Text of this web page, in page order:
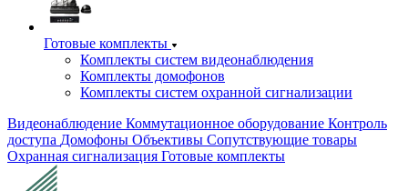
Готовые комплекты
Комплекты систем видеонаблюдения
Комплекты домофонов
Комплекты систем охранной сигнализации
Видеонаблюдение Коммутационное оборудование Контроль
доступа Домофоны Объективы Сопутствующие товары
Охранная сигнализация Готовые комплекты